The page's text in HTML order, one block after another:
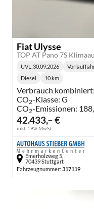
Fiat Ulysse
TOP AT Pano 7S
42.433,– €
inkl. 19% MwSt.
Lieferzeit:
UVL :30.09.2026
Kraftstoff:
Diesel
Kilometerstand:
10 km
Verbrauch kombiniert:
CO2-Klasse: G
CO2-Emissionen:
Emerholzweg 5,
70439 Stuttgart
Fahrzeugnummer: 317119